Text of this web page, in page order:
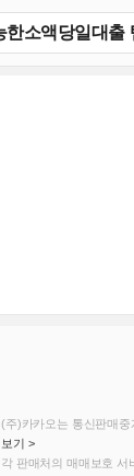
(주)카카오는 통신판매
보기 >
각 판매처의 매매보호 서